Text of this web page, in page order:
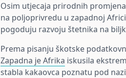
Osim utjecaja prirodnih
na poljoprivredu u zapadnoj
pogoduju razvoju štetnika na
Prema pisanju škotske
Zapadna je Afrika iskusila
stabla kakaovca poznatu pod